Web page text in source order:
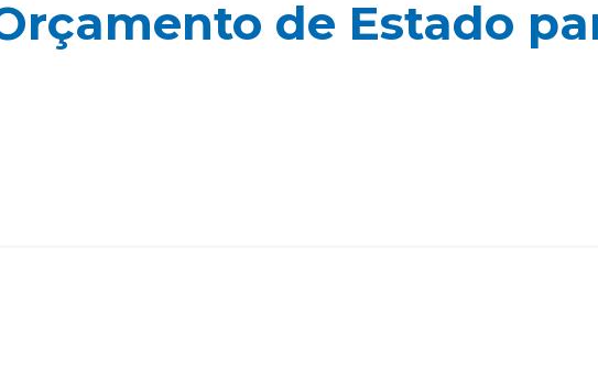
de Estado